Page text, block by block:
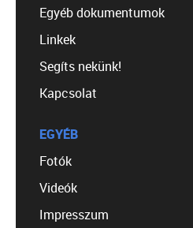
Egyéb dokumentumok
Linkek
Segíts nekünk!
Kapcsolat
EGYÉB
Fotók
Videók
Impresszum